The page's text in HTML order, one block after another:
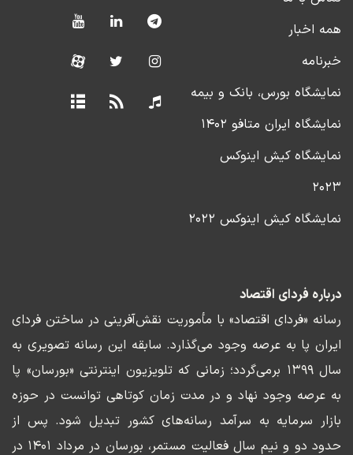
همه اخبار
خبرنامه
نمایشگاه بورس، بانک و بیمه
نمایشگاه ایران متافو ۱۴۰۲
نمایشگاه کیش اینوکس
۲۰۲۳
نمایشگاه کیش اینوکس ۲۰۲۲
درباره فردای اقتصاد
رسانه «فردای اقتصاد» با مأموریت نقش‌آفرینی در ساختن فردای
ایران پا به عرصه وجود می‌گذارد. سابقه این رسانه تصویری به
سال ۱۳۹۹ برمی‌گردد؛ زمانی که تلویزیون اینترنتی «بورسان» پا
به عرصه وجود نهاد و در مدت زمان کوتاهی توانست در حوزه
بازار سرمایه به سرآمد رسانه‌های کشور تبدیل شود. پس از
حدود دو و نیم سال فعالیت مستمر، بورسان در مرداد ۱۴۰۱ در